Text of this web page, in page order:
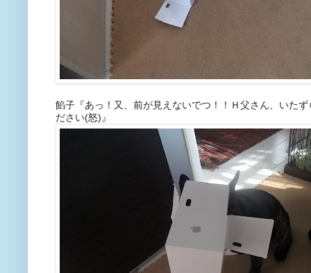
餡子『あっ！又、前が見えないでつ！！Ｈ父さん、いた
ださい(怒)』